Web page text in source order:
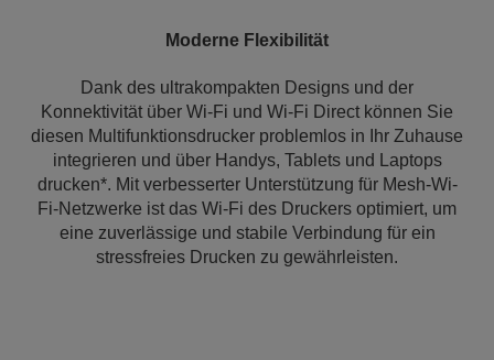
Moderne Flexibilität
Dank des ultrakompakten Designs und der
Konnektivität über Wi-Fi und Wi-Fi Direct können Sie
diesen Multifunktionsdrucker problemlos in Ihr Zuhause
integrieren und über Handys, Tablets und Laptops
drucken*. Mit verbesserter Unterstützung für Mesh-Wi-
Fi-Netzwerke ist das Wi-Fi des Druckers optimiert, um
eine zuverlässige und stabile Verbindung für ein
stressfreies Drucken zu gewährleisten.